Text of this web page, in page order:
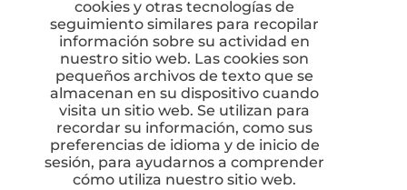
cookies y otras tecnologías de
seguimiento similares para recopilar
información sobre su actividad en
nuestro sitio web. Las cookies son
pequeños archivos de texto que se
almacenan en su dispositivo cuando
visita un sitio web. Se utilizan para
recordar su información, como sus
preferencias de idioma y de inicio de
sesión, para ayudarnos a comprender
cómo utiliza nuestro sitio web.